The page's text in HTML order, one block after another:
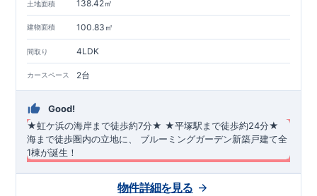
土地面積 138.42㎡
建物面積 100.83㎡
間取り 4LDK
カースペース 2台
Good!
★虹ケ浜の海岸まで徒歩約7分★ ★平塚駅まで徒歩約24分★
海まで徒歩圏内の立地に、
ブルーミングガーデン新築戸建て全
1棟が誕生！
長期優良住宅・耐震等級3・断熱等性能等級5（ZEH水準）を取
物件詳細を見る